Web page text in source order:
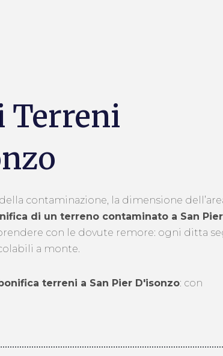
Terreni
contaminazione, la dimensione
di un terreno contaminato a San Pier
con le dovute remore: ogni ditta
a monte.
terreni a San Pier D'isonzo: con